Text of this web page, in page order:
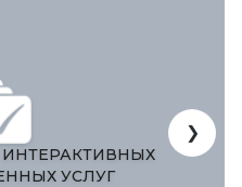
ПАЛАТА ОЛИЙ
УЗБЕКИСТАН
❯